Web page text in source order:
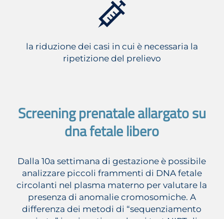
la riduzione dei casi in cui è necessaria la
ripetizione del prelievo
Screening prenatale allargato su
dna fetale libero
Dalla 10a settimana di gestazione è possibile
analizzare piccoli frammenti di DNA fetale
circolanti nel plasma materno per valutare la
presenza di anomalie cromosomiche. A
differenza dei metodi di “sequenziamento